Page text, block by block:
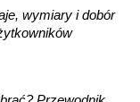
wymiary i dobór